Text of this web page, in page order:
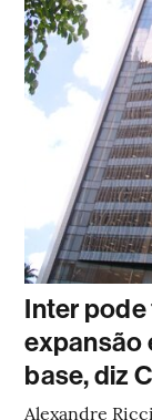
Inter
expansão
base, diz
Alexandre